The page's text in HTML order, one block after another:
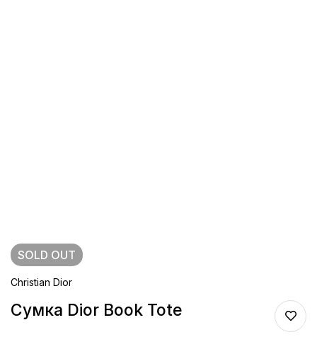
SOLD OUT
Christian Dior
Сумка Dior Book Tote